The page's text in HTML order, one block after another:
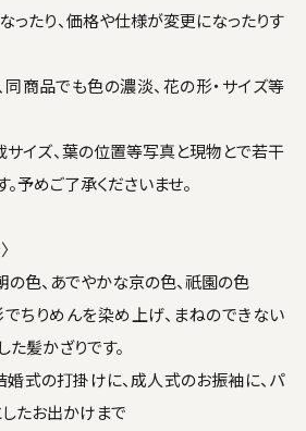
たり、価格や仕様が変更になったりす
商品でも色の濃淡、花の形・サイズ等
イズ、葉の位置等写真と現物とで若干
予めご了承くださいませ。
色、あでやかな京の色、祇園の色
ちりめんを染め上げ、まねのできない
髪かざりです。
婚式の打掛けに、成人式のお振袖に、パ
したお出かけまで